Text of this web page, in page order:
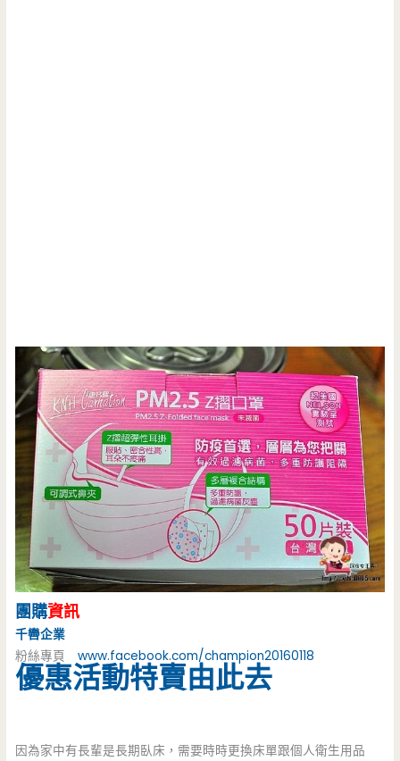
團購資訊
千轡企業
粉絲專頁www.facebook.com/champion20160118
優惠活動特賣由此去
因為家中有長輩是長期臥床，需要時時更換床單跟個人衛生用品